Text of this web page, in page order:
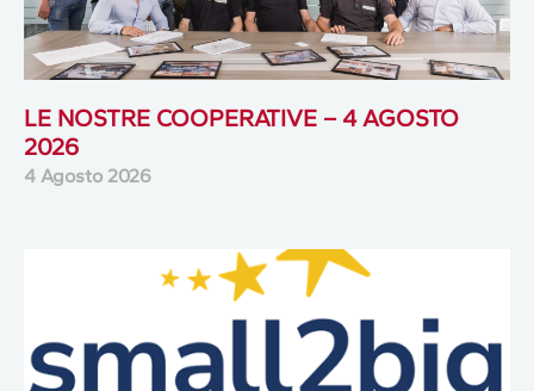
LE NOSTRE COOPERATIVE – 4 AGOSTO
2026
4 Agosto 2026